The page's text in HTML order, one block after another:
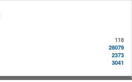
118
28079
2373
3041